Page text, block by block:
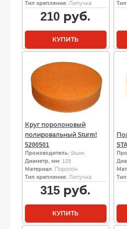
Тип крепления: Липучка
210 руб.
КУПИТЬ
Круг поролоновый
полировальный Sturm!
5200501
Производитель: Sturm
Диаметр, мм: 125
Материал: Поролон
Тип крепления: Липучка
315 руб.
КУПИТЬ